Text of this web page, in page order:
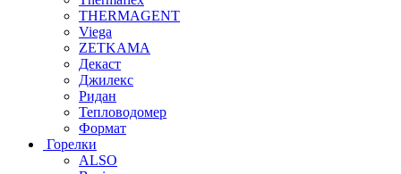
THERMAGENT
Viega
ZETKAMA
Декаст
Джилекс
Ридан
Тепловодомер
Формат
Горелки
ALSO